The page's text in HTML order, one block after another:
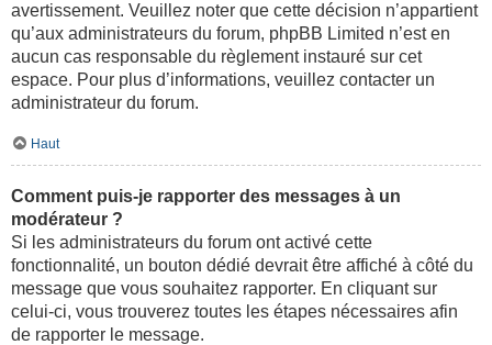
avertissement. Veuillez noter que cette décision n’appartient
qu’aux administrateurs du forum, phpBB Limited n’est en
aucun cas responsable du règlement instauré sur cet
espace. Pour plus d’informations, veuillez contacter un
administrateur du forum.
Haut
Comment puis-je rapporter des messages à un
modérateur ?
Si les administrateurs du forum ont activé cette
fonctionnalité, un bouton dédié devrait être affiché à côté du
message que vous souhaitez rapporter. En cliquant sur
celui-ci, vous trouverez toutes les étapes nécessaires afin
de rapporter le message.